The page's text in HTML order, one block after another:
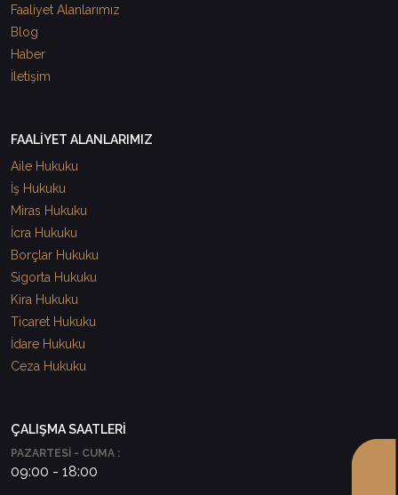
Faaliyet Alanlarımız
Blog
Haber
İletişim
FAALİYET ALANLARIMIZ
Aile Hukuku
İş Hukuku
Miras Hukuku
İcra Hukuku
Borçlar Hukuku
Sigorta Hukuku
Kira Hukuku
Ticaret Hukuku
İdare Hukuku
Ceza Hukuku
ÇALIŞMA SAATLERİ
PAZARTESİ - CUMA :
09:00 - 18:00